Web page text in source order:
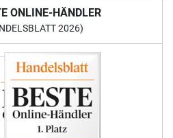
ONLINE-HÄNDLER
2026)